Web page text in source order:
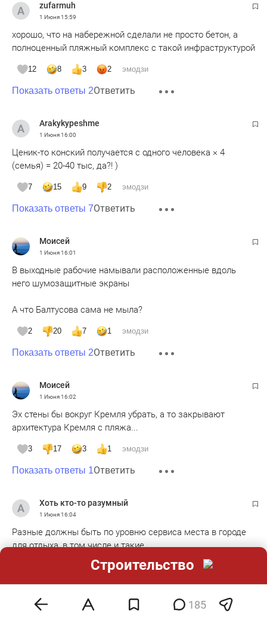
zufarmuh
1 Июня15:59
хорошо, что на набережной сделали не просто бетон, а
полноценный пляжный комплекс с такой инфраструктурой
12 8 3 2 эмодзи
Показать ответы 2Ответить
Arakykypeshme
1 Июня16:00
Ценик-то конский получается с одного человека × 4
(семья) = 20-40 тыс, да?! )
7 15 9 2 эмодзи
Показать ответы 7Ответить
Moисeй
1 Июня16:01
В выходные рабочие намывали расположенные вдоль
него шумозащитные экраны
А что Балтусова сама не мыла?
2 20 7 1 эмодзи
Показать ответы 2Ответить
Moисeй
1 Июня16:02
Эх стены бы вокруг Кремля убрать, а то закрывают
архитектура Кремля с пляжа...
3 17 3 1 эмодзи
Показать ответы 1Ответить
Хоть кто-то разумный
1 Июня16:04
Разные должны быть по уровню сервиса места в городе
для отдыха, в том числе и такие
эмодзи
Ответить
185
Строительство